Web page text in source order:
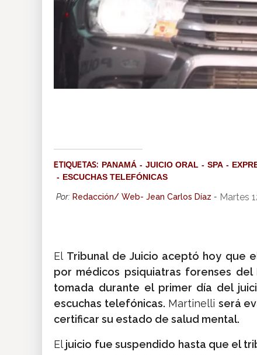
ETIQUETAS: PANAMÁ JUICIO ORAL SPA
ESCUCHAS TELEFÓNICAS
Por: Redacción/ Web- Jean Carlos Díaz - Martes
El Tribunal de Juicio aceptó hoy que
por médicos psiquiatras forenses del
tomada durante el primer día del
escuchas telefónicas. Martinelli será
certificar su estado de salud mental.
Eljuicio fue suspendido hasta que el